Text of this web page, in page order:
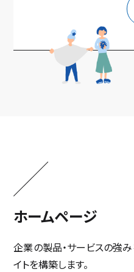
ホームページ
企業の製品・サービスの強
イトを構築します。